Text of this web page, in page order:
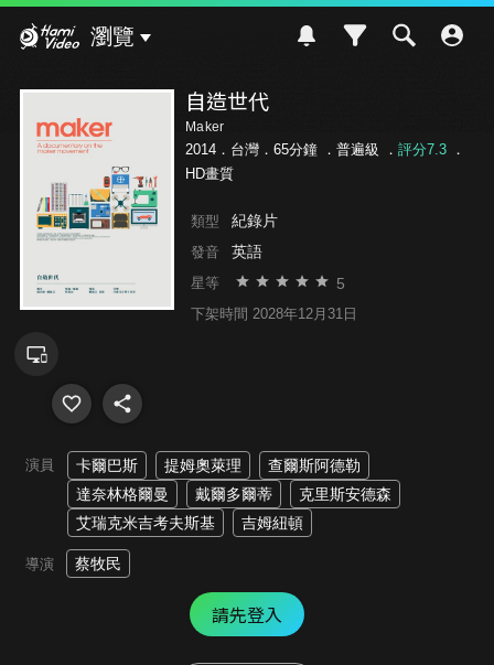
瀏覽
自造世代
Maker
2014．台灣．65分鐘 ． 普遍級 ． 評分7.3．
HD畫質
類型 紀錄片
發音 英語
星等 5
下架時間 2028年12月31日
演員 卡爾巴斯 提姆奧萊理
查爾斯阿德勒
達奈林格爾曼
戴爾多爾蒂
克里斯安德森
艾瑞克米吉考夫斯基
吉姆紐頓
導演 蔡牧民
請先登入